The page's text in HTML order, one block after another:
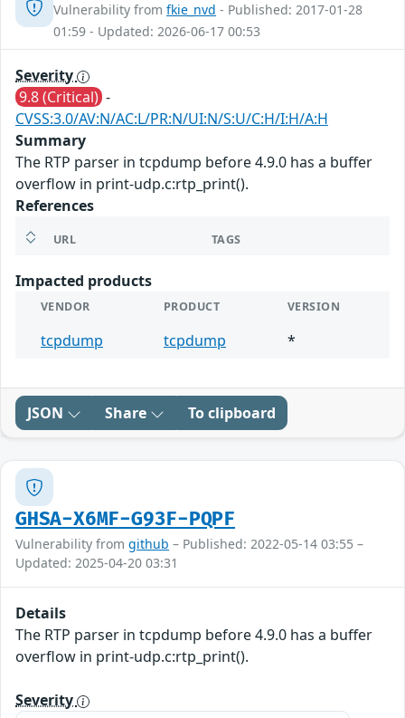
Vulnerability from fkie_nvd - Published: 2017-01-28
01:59 - Updated: 2026-06-17 00:53
Severity
9.8 (Critical) -
CVSS:3.0/AV:N/AC:L/PR:N/UI:N/S:U/C:H/I:H/A:H
Summary
The RTP parser in tcpdump before 4.9.0 has a buffer
overflow in print-udp.c:rtp_print().
References
URL TAGS
Impacted products
VENDOR PRODUCT VERSION
tcpdump tcpdump *
JSON Share To clipboard
GHSA-X6MF-G93F-PQPF
Vulnerability from github – Published: 2022-05-14 03:55 –
Updated: 2025-04-20 03:31
Details
The RTP parser in tcpdump before 4.9.0 has a buffer
overflow in print-udp.c:rtp_print().
Severity